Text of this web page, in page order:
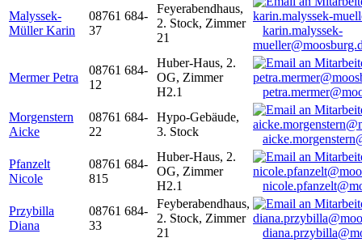
Malyssek-
Müller Karin
08761 684-
37
Feyerabendhaus,
2. Stock, Zimmer
21
karin.malyssek-
Mermer Petra
08761 684-
12
Huber-Haus, 2.
OG, Zimmer
H2.1
Morgenstern
Aicke
08761 684-
22
Hypo-Gebäude,
3. Stock
Pfanzelt
Nicole
08761 684-
815
Huber-Haus, 2.
OG, Zimmer
H2.1
Przybilla
Diana
08761 684-
33
Feyberabendhaus,
2. Stock, Zimmer
21